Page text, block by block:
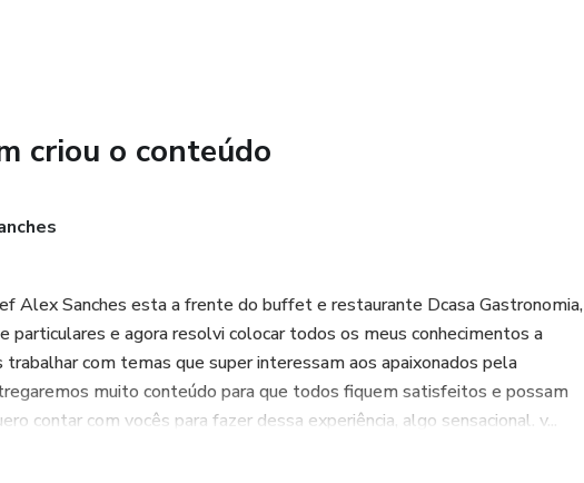
criou o conteúdo
Alex Sanches esta a frente do buffet e restaurante Dcasa Gastronomia,
particulares e agora resolvi colocar todos os meus conhecimentos a
com temas que super interessam aos apaixonados pela
muito conteúdo para que todos fiquem satisfeitos e possam
contar com vocês para fazer dessa experiência, algo sensacional. v...